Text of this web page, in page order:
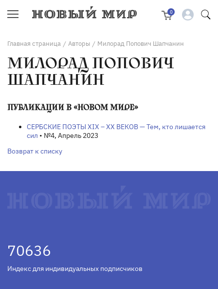
0
Главная страница / Авторы / Милорад Попович Шапчанин
МИЛОРАД ПОПОВИЧ
ШАПЧАНИН
ПУБЛИКАЦИИ В «НОВОМ МИРЕ»
СЕРБСКИЕ ПОЭТЫ XIX – XX ВЕКОВ — Тем, кто лишается
сил • №4, Апрель 2023
Возврат к списку
70636
Индекс для индивидуальных подписчиков